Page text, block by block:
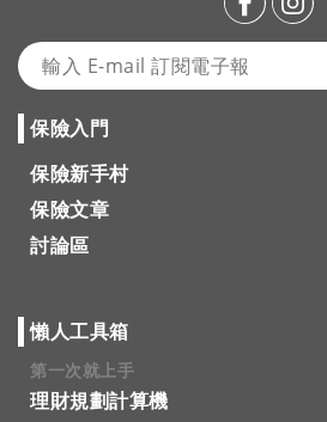
保險入門
保險新手村
保險文章
討論區
懶人工具箱
第一次就上手
理財規劃計算機